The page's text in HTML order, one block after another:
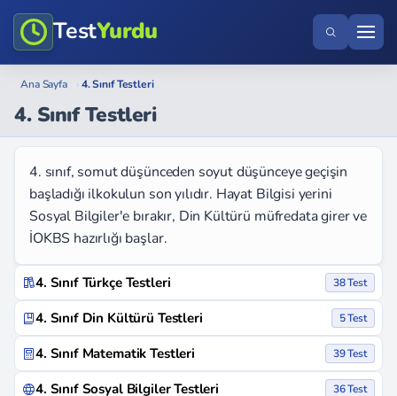
TestYurdu
Ana Sayfa › 4. Sınıf Testleri
4. Sınıf Testleri
4. sınıf, somut düşünceden soyut düşünceye geçişin
başladığı ilkokulun son yılıdır. Hayat Bilgisi yerini
Sosyal Bilgiler'e bırakır, Din Kültürü müfredata girer ve
İOKBS hazırlığı başlar.
4. Sınıf Türkçe Testleri 38 Test
4. Sınıf Din Kültürü Testleri 5 Test
4. Sınıf Matematik Testleri 39 Test
4. Sınıf Sosyal Bilgiler Testleri 36 Test